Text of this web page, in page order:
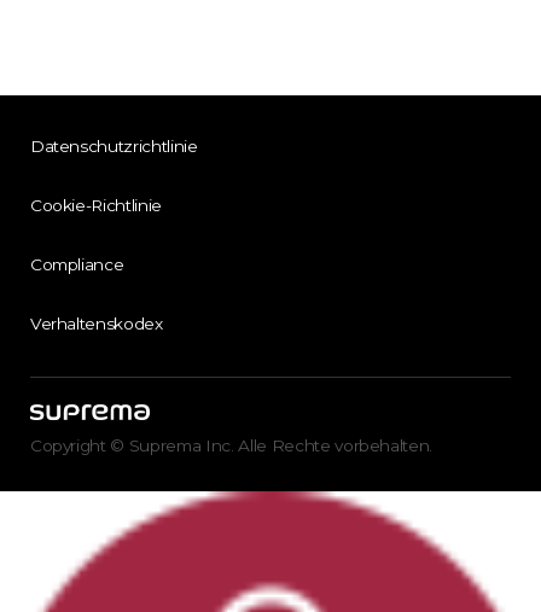
Datenschutzrichtlinie
Cookie-Richtlinie
Compliance
Verhaltenskodex
Copyright © Suprema Inc. Alle Rechte vorbehalten.